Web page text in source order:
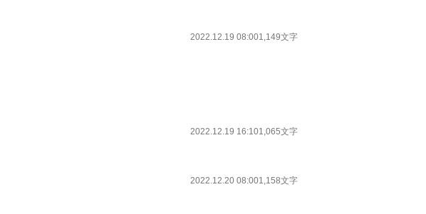
2022.12.19 08:001,149文字
2022.12.19 16:101,065文字
2022.12.20 08:001,158文字